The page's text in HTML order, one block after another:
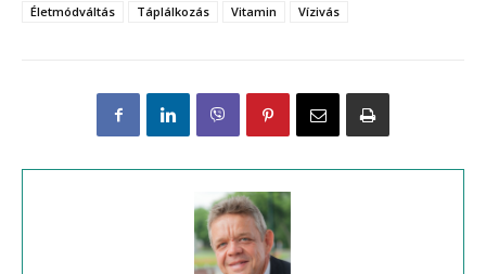
Életmódváltás
Táplálkozás Vitamin Vízivás